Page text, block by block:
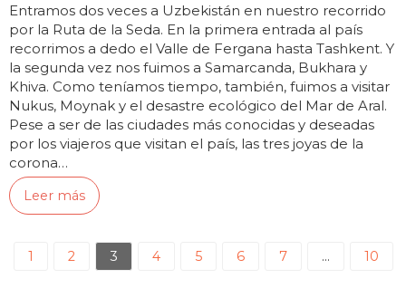
Entramos dos veces a Uzbekistán en nuestro recorrido
por la Ruta de la Seda. En la primera entrada al país
recorrimos a dedo el Valle de Fergana hasta Tashkent. Y
la segunda vez nos fuimos a Samarcanda, Bukhara y
Khiva. Como teníamos tiempo, también, fuimos a visitar
Nukus, Moynak y el desastre ecológico del Mar de Aral.
Pese a ser de las ciudades más conocidas y deseadas
por los viajeros que visitan el país, las tres joyas de la
corona…
Leer más
1 2 3 4 5 6 7 … 10